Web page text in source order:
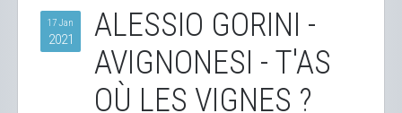
17 Jan
2021
ALESSIO GORINI -
AVIGNONESI - T'AS
OÙ LES VIGNES ?